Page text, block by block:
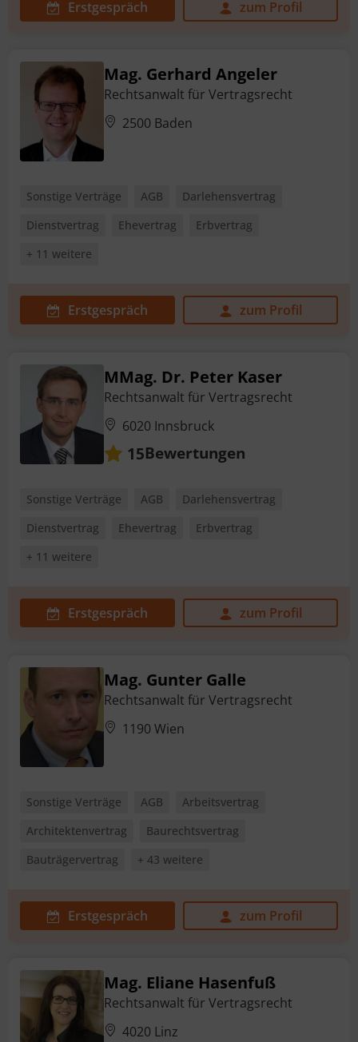
Erstgespräch zum Profil
Mag. Gerhard Angeler
Rechtsanwalt für Vertragsrecht
2500 Baden
Sonstige Verträge AGB
Darlehensvertrag
Dienstvertrag
Ehevertrag
Erbvertrag
+ 11 weitere
Erstgespräch zum Profil
MMag. Dr. Peter Kaser
Rechtsanwalt für Vertragsrecht
6020 Innsbruck
15Bewertungen
Sonstige Verträge AGB
Darlehensvertrag
Dienstvertrag
Ehevertrag
Erbvertrag
+ 11 weitere
Erstgespräch zum Profil
Mag. Gunter Galle
Rechtsanwalt für Vertragsrecht
1190 Wien
Sonstige Verträge AGB
Arbeitsvertrag
Architektenvertrag
Baurechtsvertrag
Bauträgervertrag
+ 43 weitere
Erstgespräch zum Profil
Mag. Eliane Hasenfuß
Rechtsanwalt für Vertragsrecht
4020 Linz